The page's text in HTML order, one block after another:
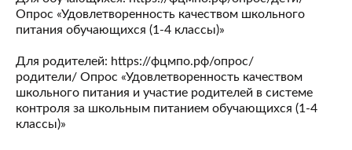
Опрос «Удовлетворенность качеством школьного
питания обучающихся (1-4 классы)»
Для родителей: https://фцмпо.рф/опрос/
родители/ Опрос «Удовлетворенность качеством
школьного питания и участие родителей в системе
контроля за школьным питанием обучающихся (1-4
классы)»